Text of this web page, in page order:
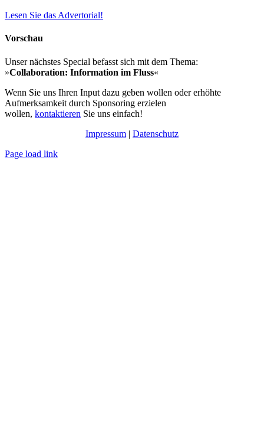
Lesen Sie das Advertorial!
Vorschau
Unser nächstes Special befasst sich mit dem Thema:
»Collaboration: Information im Fluss«
Wenn Sie uns Ihren Input dazu geben wollen oder erhöhte
Aufmerksamkeit durch Sponsoring erzielen
wollen, kontaktieren Sie uns einfach!
Impressum | Datenschutz
Page load link